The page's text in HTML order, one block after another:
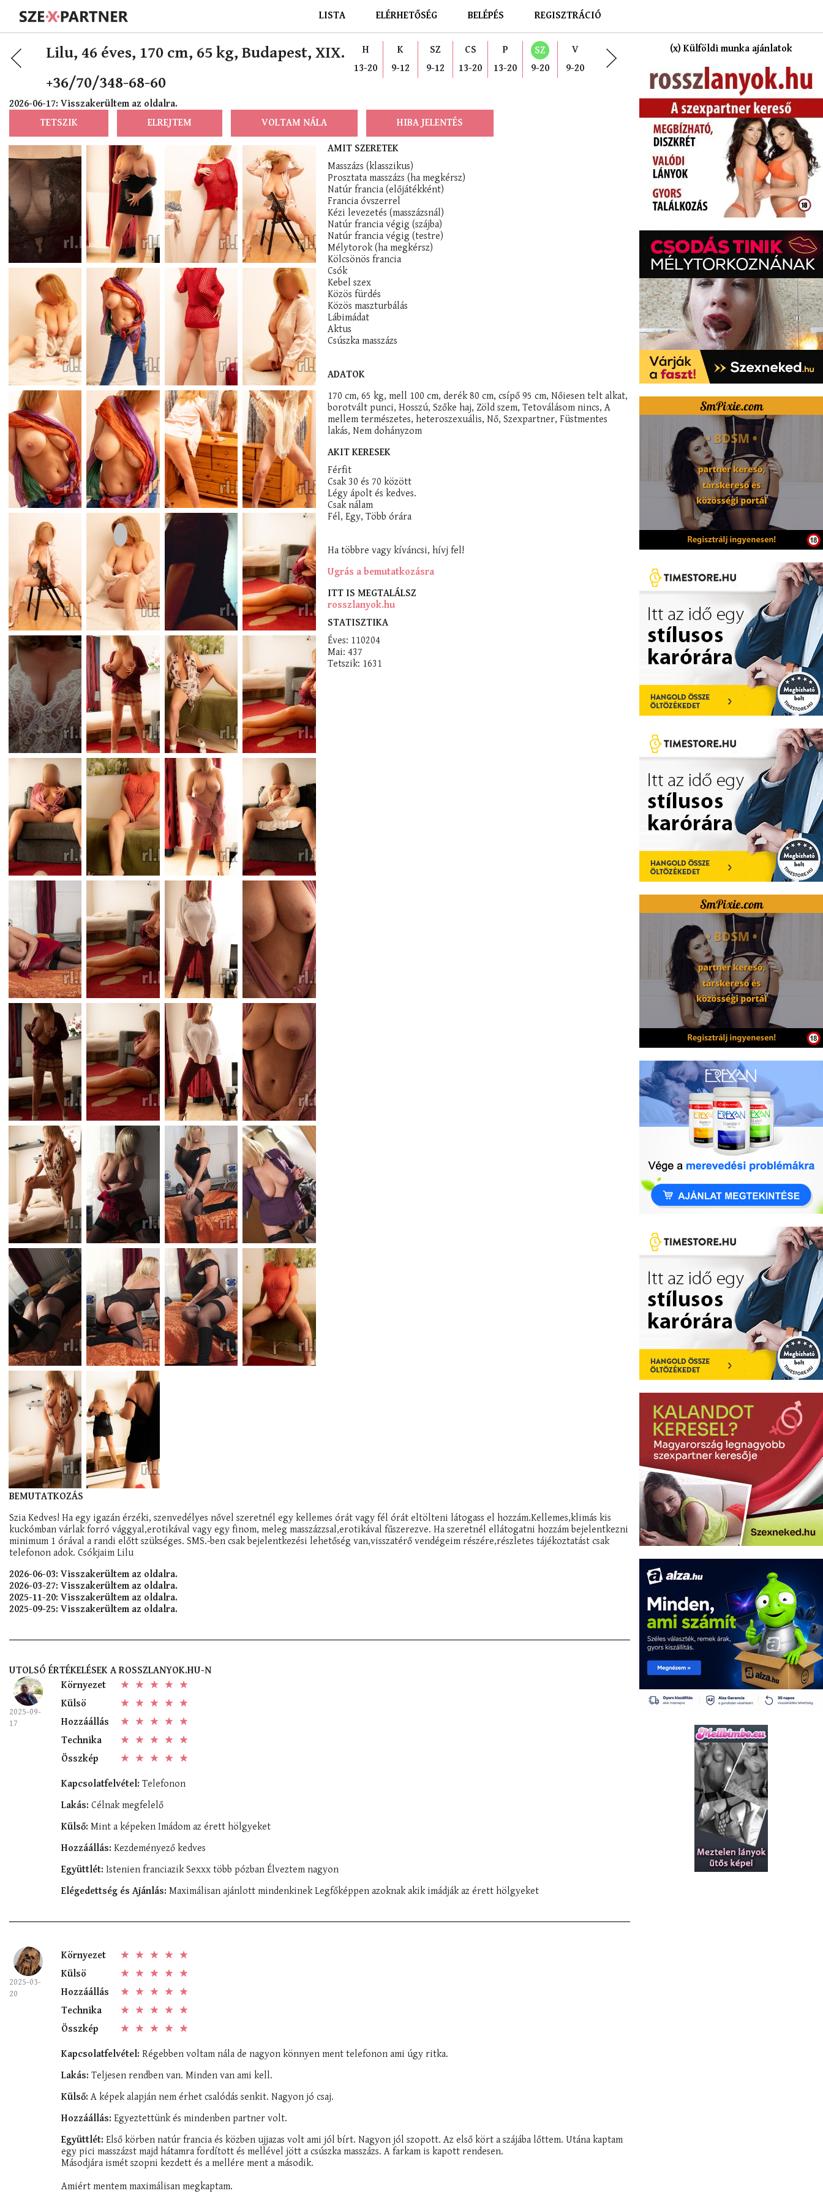
LISTA ELÉRHETŐSÉG BELÉPÉS REGISZTRÁCIÓ
Lilu, 46 éves, 170 cm, 65 kg, Budapest, XIX.
+36/70/348-68-60
H
13-20
K
9-12
SZ
9-12
CS
13-20
P
13-20
SZ
9-20
V
9-20
2026-06-17: Visszakerültem az oldalra.
TETSZIK
ELREJTEM VOLTAM NÁLA HIBA JELENTÉS
AMIT SZERETEK
Masszázs (klasszikus)
Prosztata masszázs (ha megkérsz)
Natúr francia (előjátékként)
Francia óvszerrel
Kézi levezetés (masszázsnál)
Natúr francia végig (szájba)
Natúr francia végig (testre)
Mélytorok (ha megkérsz)
Kölcsönös francia
Csók
Kebel szex
Közös fürdés
Közös maszturbálás
Lábimádat
Aktus
Csúszka masszázs
ADATOK
170 cm, 65 kg, mell 100 cm, derék 80 cm, csípő 95 cm, Nőiesen telt alkat,
borotvált punci, Hosszú, Szőke haj, Zöld szem, Tetoválásom nincs, A
mellem természetes, heteroszexuális, Nő, Szexpartner, Füstmentes
lakás, Nem dohányzom
AKIT KERESEK
Férfit
Csak 30 és 70 között
Légy ápolt és kedves.
Csak nálam
Fél, Egy, Több órára
Ha többre vagy kíváncsi, hívj fel!
Ugrás a bemutatkozásra
ITT IS MEGTALÁLSZ
rosszlanyok.hu
STATISZTIKA
Éves: 110204
Mai: 437
Tetszik: 1631
BEMUTATKOZÁS
Szia Kedves! Ha egy igazán érzéki, szenvedélyes nővel szeretnél egy kellemes órát vagy fél órát eltölteni látogass el hozzám.Kellemes,klimás kis
kuckómban várlak forró vággyal,erotikával vagy egy finom, meleg masszázzsal,erotikával fűszerezve. Ha szeretnél ellátogatni hozzám bejelentkezni
minimum 1 órával a randi előtt szükséges. SMS.-ben csak bejelentkezési lehetőség van,visszatérő vendégeim részére,részletes tájékoztatást csak
telefonon adok. Csókjaim Lilu
2026-06-03: Visszakerültem az oldalra.
2026-03-27: Visszakerültem az oldalra.
2025-11-20: Visszakerültem az oldalra.
2025-09-25: Visszakerültem az oldalra.
UTOLSÓ ÉRTÉKELÉSEK A ROSSZLANYOK.HU-N
2025-09-
17
Környezet
Külsö
Hozzáállás
Technika
Összkép
Kapcsolatfelvétel: Telefonon
Lakás: Célnak megfelelő
Külső: Mint a képeken Imádom az érett hölgyeket
Hozzáállás: Kezdeményező kedves
Együttlét: Istenien franciazik Sexxx több pózban Élveztem nagyon
Elégedettség és Ajánlás: Maximálisan ajánlott mindenkinek Legfőképpen azoknak akik imádják az érett hölgyeket
2025-03-
20
Környezet
Külsö
Hozzáállás
Technika
Összkép
Kapcsolatfelvétel: Régebben voltam nála de nagyon könnyen ment telefonon ami úgy ritka.
Lakás: Teljesen rendben van. Minden van ami kell.
Külső: A képek alapján nem érhet csalódás senkit. Nagyon jó csaj.
Hozzáállás: Egyeztettünk és mindenben partner volt.
Együttlét: Első körben natúr francia és közben ujjazas volt ami jól bírt. Nagyon jól szopott. Az első kört a szájába lőttem. Utána kaptam
egy pici masszázst majd hátamra fordított és mellével jött a csúszka masszázs. A farkam is kapott rendesen.
Másodjára ismét szopni kezdett és a mellére ment a második.
Amiért mentem maximálisan megkaptam.
(x) Külföldi munka ajánlatok